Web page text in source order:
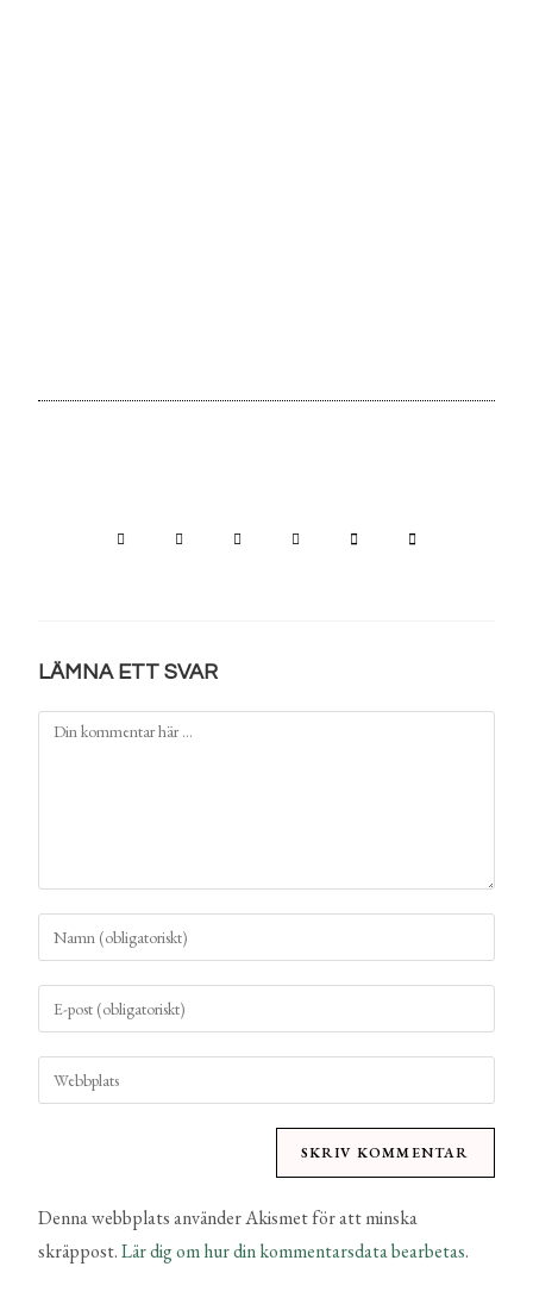
LÄMNA ETT SVAR
Denna webbplats använder Akismet för att minska
skräppost.Lär dig om hur din kommentarsdata bearbetas.